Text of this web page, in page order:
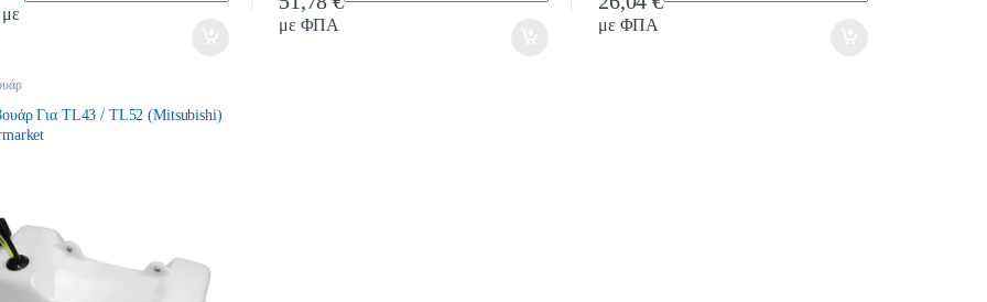
με
με ΦΠΑ με ΦΠΑ
Για TL43 / TL52 (Mitsubishi)